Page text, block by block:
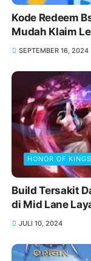
Kode Redeem
Mudah Klaim
SEPTEMBER 16, 2024
HONOR OF KINGS
Build Tersakit
di Mid Lane
JULI 10, 2024